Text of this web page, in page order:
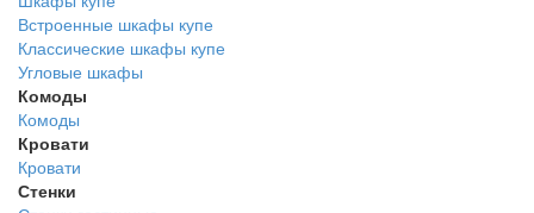
Встроенные шкафы купе
Классические шкафы купе
Угловые шкафы
Комоды
Комоды
Кровати
Кровати
Стенки